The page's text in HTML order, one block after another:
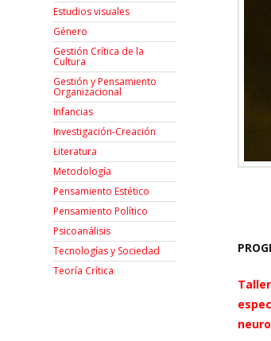
Estudios visuales
Género
Gestión Crítica de la
Cultura
Gestión y Pensamiento
Organizacional
Infancias
Investigación-Creación
Łiteratura
Metodología
Pensamiento Estético
Pensamiento Político
Psicoanálisis
Tecnologías y Sociedad
Teoría Crítica